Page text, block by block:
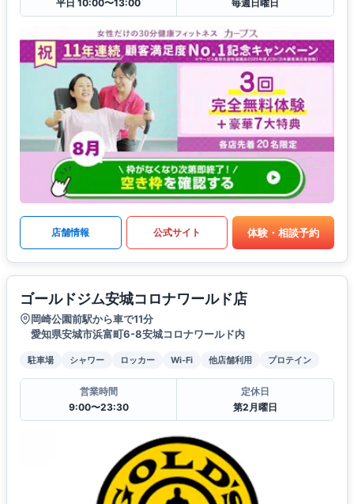
平日 10:00〜13:00
毎週日曜日
店舗情報 公式サイト 体験・相談予約
ゴールドジム安城コロナワールド店
岡崎公園前駅から車で11分
愛知県安城市浜富町6-8安城コロナワールド内
駐車場 シャワー ロッカー Wi-Fi 他店舗利用 プロテイン
営業時間
9:00〜23:30
定休日
第2月曜日